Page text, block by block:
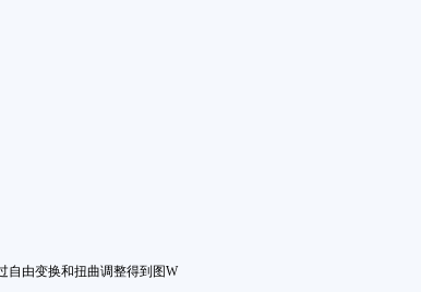
自由变换和扭曲调整得到图W